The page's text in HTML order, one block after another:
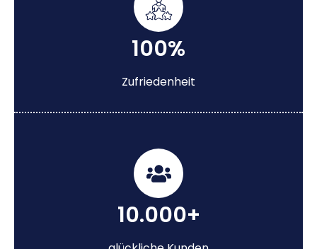
100%
Zufriedenheit
10.000+